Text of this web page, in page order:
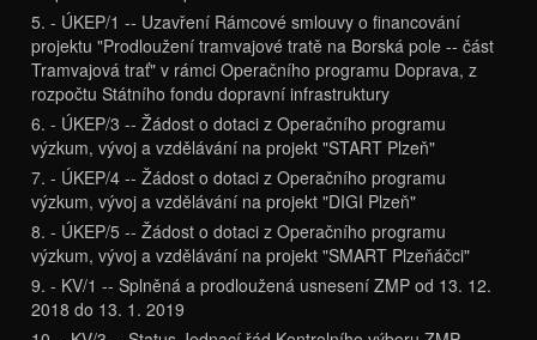
5. - ÚKEP/1 -- Uzavření Rámcové smlouvy o financování
projektu "Prodloužení tramvajové tratě na Borská pole -- část
Tramvajová trať" v rámci Operačního programu Doprava, z
rozpočtu Státního fondu dopravní infrastruktury
6. - ÚKEP/3 -- Žádost o dotaci z Operačního programu
výzkum, vývoj a vzdělávání na projekt "START Plzeň"
7. - ÚKEP/4 -- Žádost o dotaci z Operačního programu
výzkum, vývoj a vzdělávání na projekt "DIGI Plzeň"
8. - ÚKEP/5 -- Žádost o dotaci z Operačního programu
výzkum, vývoj a vzdělávání na projekt "SMART Plzeňáčci"
9. - KV/1 -- Splněná a prodloužená usnesení ZMP od 13. 12.
2018 do 13. 1. 2019